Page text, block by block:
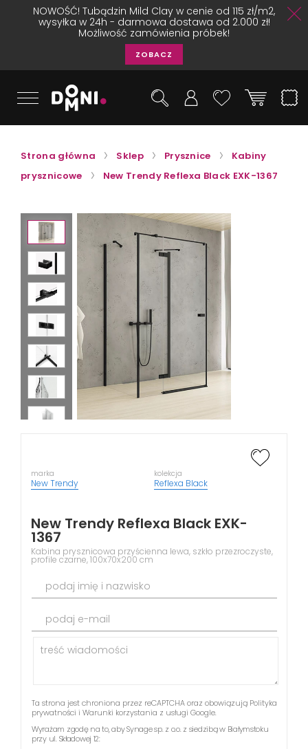
NOWOŚĆ! Tubądzin Mild Clay w cenie od 115 zł/m2,
wysyłka w 24h - darmowa dostawa od 2.000 zł!
Możliwość zamówienia próbek!
ZOBACZ
Strona główna Sklep Prysznice
Kabiny
prysznicowe
New Trendy Reflexa Black EXK-1367
marka
New Trendy
kolekcja
Reflexa Black
New Trendy Reflexa Black EXK-
1367
Kabina prysznicowa przyścienna lewa, szkło przezroczyste,
profile czarne, 100x70x200 cm
podaj imię i nazwisko
podaj e-mail
Ta strona jest chroniona przez reCAPTCHA oraz obowiązują Polityka
prywatności i Warunki korzystania z usługi Google.
Wyrażam zgodę na to, aby Synage sp. z o.o. z siedzibą w Białymstoku
przy ul. Składowej 12: